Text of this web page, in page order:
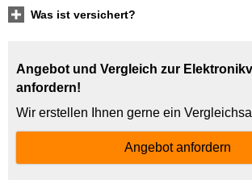
Was ist versichert?
Angebot und Vergleich zur
anfordern!
Wir erstellen Ihnen gerne ein
An­ge­bot an­for­dern